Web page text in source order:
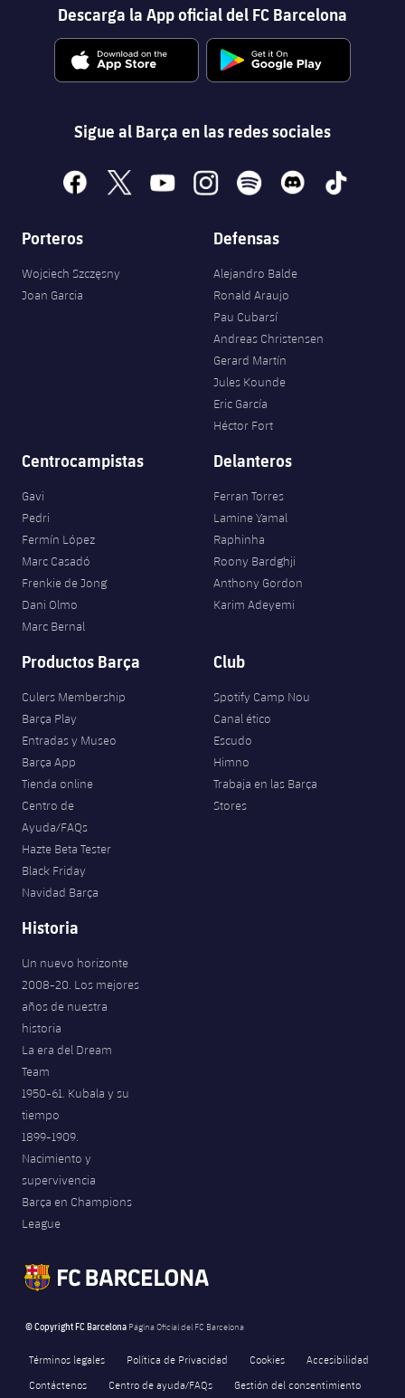
Descarga la App oficial del FC Barcelona
Sigue al Barça en las redes sociales
facebook
x youtubeinstagramspotify discord tiktok
Porteros
Wojciech Szczęsny
Joan Garcia
Defensas
Alejandro Balde
Ronald Araujo
Pau Cubarsí
Andreas Christensen
Gerard Martín
Jules Kounde
Eric García
Héctor Fort
Centrocampistas
Gavi
Pedri
Fermín López
Marc Casadó
Frenkie de Jong
Dani Olmo
Marc Bernal
Delanteros
Ferran Torres
Lamine Yamal
Raphinha
Roony Bardghji
Anthony Gordon
Karim Adeyemi
Productos Barça
Culers Membership
Barça Play
Entradas y Museo
Barça App
Tienda online
Centro de
Ayuda/FAQs
Hazte Beta Tester
Black Friday
Navidad Barça
Club
Spotify Camp Nou
Canal ético
Escudo
Himno
Trabaja en las Barça
Stores
Historia
Un nuevo horizonte
2008-20. Los mejores
años de nuestra
historia
La era del Dream
Team
1950-61. Kubala y su
tiempo
1899-1909.
Nacimiento y
supervivencia
Barça en Champions
League
© Copyright FC Barcelona Página Oficial del FC Barcelona
Términos legales Política de Privacidad Cookies
Accesibilidad
Contáctenos
Centro de ayuda/FAQs Gestión del consentimiento